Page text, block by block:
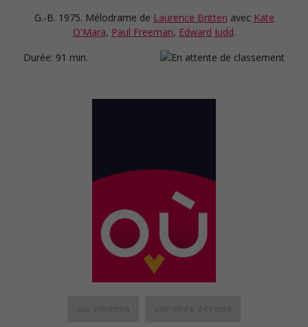
G.-B. 1975. Mélodrame de Laurence Britten avec Kate
O'Mara, Paul Freeman, Edward Judd.
Durée: 91 min.